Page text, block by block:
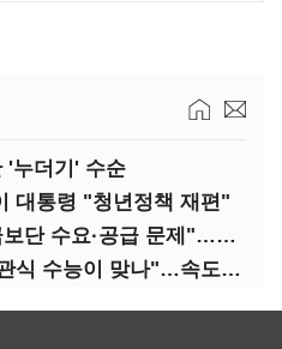
'누더기' 수순
대통령 "청년정책 재편"
성기홍 "전월세난, 세금보단 수요·공급 문제"…닥공 시사
이 대통령 "AI 시대, 객관식 수능이 맞나"…속도전 '경계'